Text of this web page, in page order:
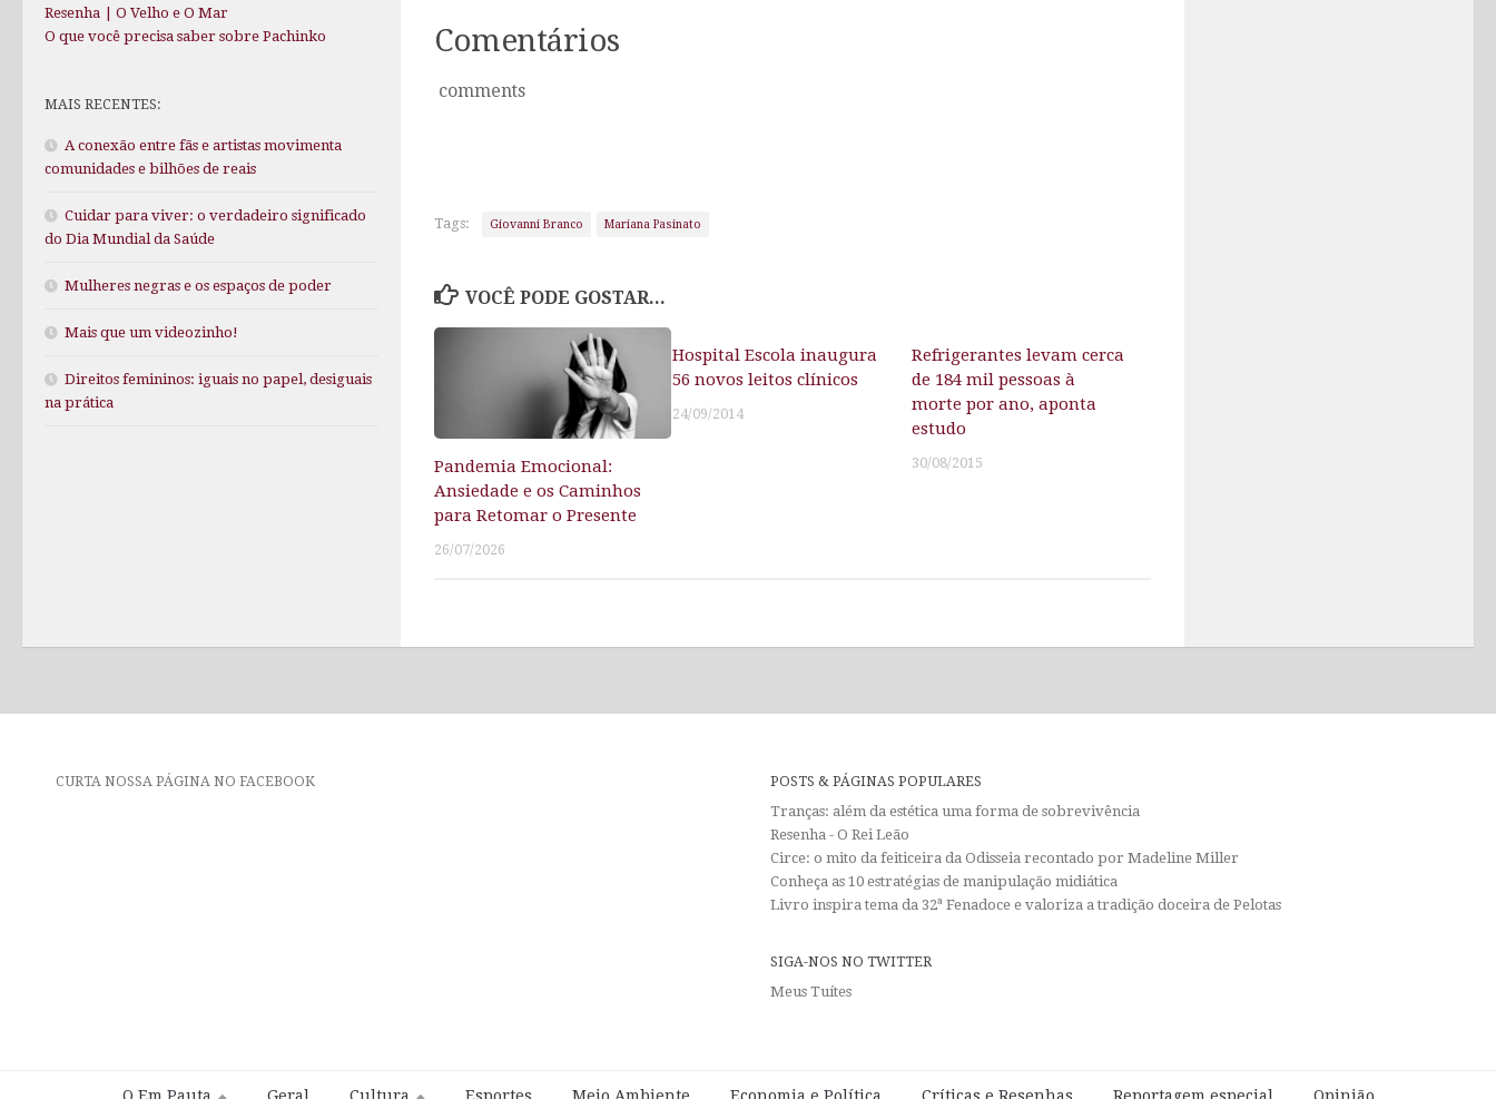
Comentários
comments
Tags: Giovanni Branco Mariana Pasinato
VOCÊ PODE GOSTAR...
Pandemia Emocional:
Ansiedade e os Caminhos
para Retomar o Presente
26/07/2026
Hospital Escola inaugura
56 novos leitos clínicos
24/09/2014
Refrigerantes levam cerca
de 184 mil pessoas à
morte por ano, aponta
estudo
30/08/2015
Resenha | O Velho e O Mar
O que você precisa saber sobre Pachinko
MAIS RECENTES:
A conexão entre fãs e artistas movimenta
comunidades e bilhões de reais
Cuidar para viver: o verdadeiro significado
do Dia Mundial da Saúde
Mulheres negras e os espaços de poder
Mais que um videozinho!
Direitos femininos: iguais no papel, desiguais
na prática
CURTA NOSSA PÁGINA NO FACEBOOK
POSTS & PÁGINAS POPULARES
Tranças: além da estética uma forma de sobrevivência
Resenha - O Rei Leão
Circe: o mito da feiticeira da Odisseia recontado por Madeline Miller
Conheça as 10 estratégias de manipulação midiática
Livro inspira tema da 32ª Fenadoce e valoriza a tradição doceira de Pelotas
SIGA-NOS NO TWITTER
Meus Tuítes